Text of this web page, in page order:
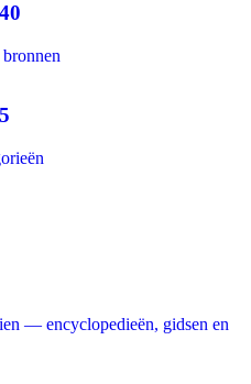
5
— encyclopedieën, gidsen en